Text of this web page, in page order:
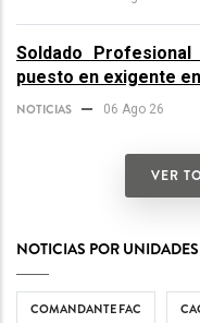
Soldado
puesto en exigente
NOTICIAS 06 Ago 26
VER
NOTICIAS POR UNIDADES
COMANDANTE FAC